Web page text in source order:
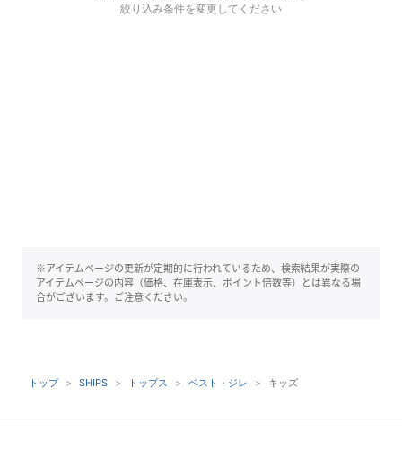
絞り込み条件を変更してください
※アイテムページの更新が定期的に行われているため、検索結果が実際の
アイテムページの内容（価格、在庫表示、ポイント倍数等）とは異なる場
合がございます。ご注意ください。
トップ SHIPS トップス ベスト・ジレ キッズ